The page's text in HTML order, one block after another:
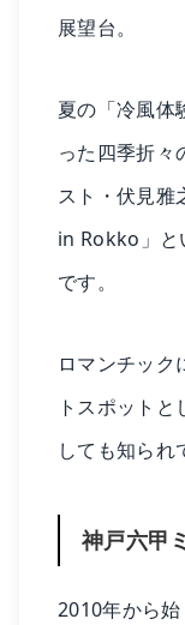
展望台。
夏の「冷風体
った四季折々
スト・伏見
in Rokko」と
です。
ロマンチック
トスポット
しても知られ
神戸六甲
2010年から始